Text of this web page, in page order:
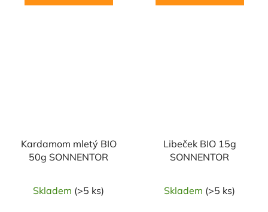
Kardamom mletý BIO
50g SONNENTOR
Skladem (>5 ks)
Libeček BIO 15g
SONNENTOR
Skladem (>5 ks)